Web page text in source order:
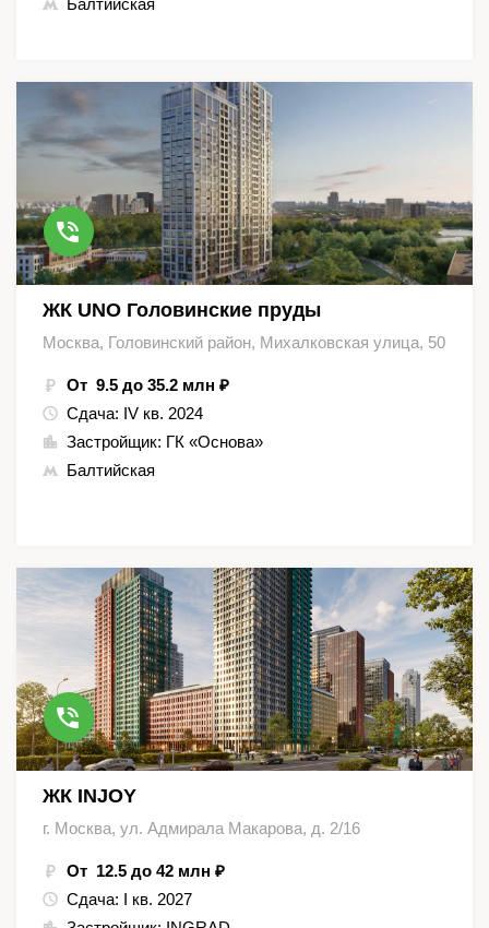
Балтийская
ЖК UNO Головинские пруды
Москва, Головинский район, Михалковская улица, 50
От 9.5 до 35.2 млн ₽
Сдача: IV кв. 2024
Застройщик: ГК «Основа»
Балтийская
ЖК INJOY
г. Москва, ул. Адмирала Макарова, д. 2/16
От 12.5 до 42 млн ₽
Сдача: I кв. 2027